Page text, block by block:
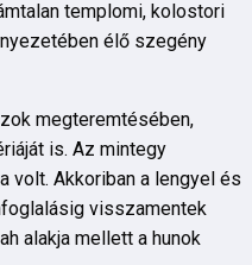
templomi, kolostori
élő szegény
megteremtésében,
is. Az mintegy
volt. Akkoriban a lengyel és
visszamentek
alakja mellett a hunok